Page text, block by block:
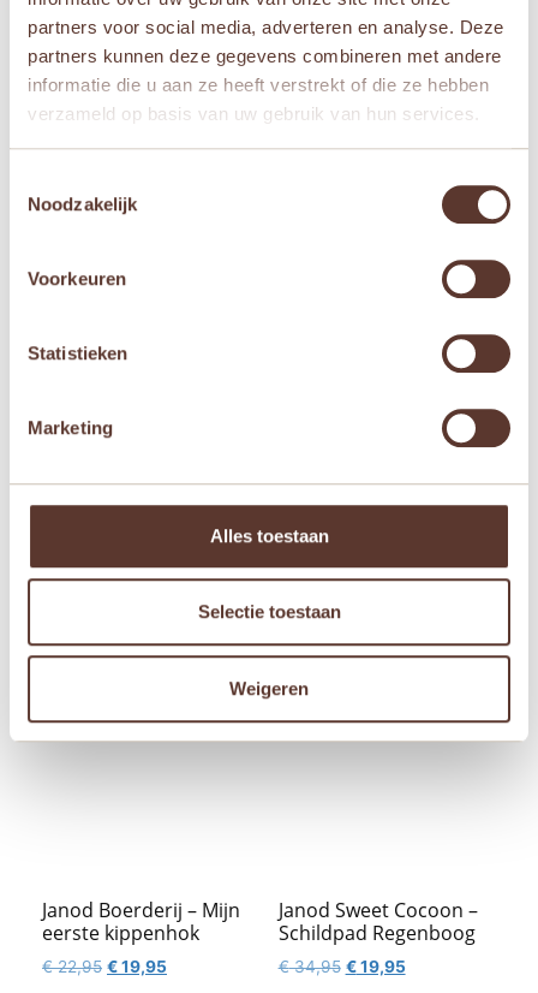
partners voor social media, adverteren en analyse. Deze
partners kunnen deze gegevens combineren met andere
informatie die u aan ze heeft verstrekt of die ze hebben
verzameld op basis van uw gebruik van hun services.
Noodzakelijk
Voorkeuren
Statistieken
Marketing
Alles toestaan
Selectie toestaan
Weigeren
Je waardering*
Je beoordeling
Mijn naam, e-mail en site opslaan in deze
browser voor de volgende keer wanneer ik een
Gerelateerde producten
Janod Boerderij – Mijn
eerste kippenhok
€22,95 Oorspronkelijke
€19,95Huidige
Janod Sweet Cocoon –
Schildpad Regenboog
€34,95 Oorspronkelijke
€19,95Huidige